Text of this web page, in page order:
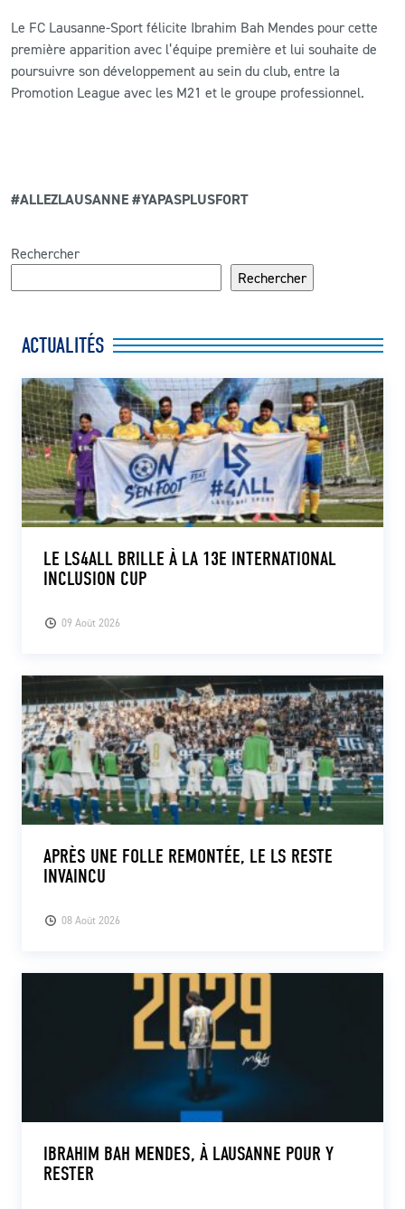
Le FC Lausanne-Sport félicite Ibrahim Bah Mendes pour cette
première apparition avec l’équipe première et lui souhaite de
poursuivre son développement au sein du club, entre la
Promotion League avec les M21 et le groupe professionnel.
#ALLEZLAUSANNE #YAPASPLUSFORT
Rechercher
Rechercher
ACTUALITÉS
09 Août 2026
LE LS4ALL BRILLE À LA 13E INTERNATIONAL
INCLUSION CUP
08 Août 2026
APRÈS UNE FOLLE REMONTÉE, LE LS RESTE
INVAINCU
IBRAHIM BAH MENDES, À LAUSANNE POUR Y
RESTER